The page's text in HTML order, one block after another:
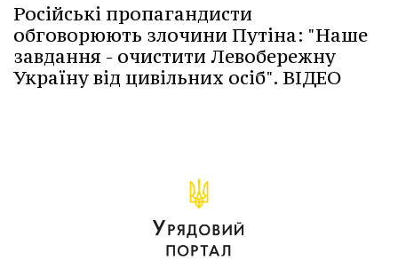
Російські пропагандисти
обговорюють злочини Путіна: "Наше
завдання - очистити Левобережну
Україну від цивільних осіб". ВІДЕО